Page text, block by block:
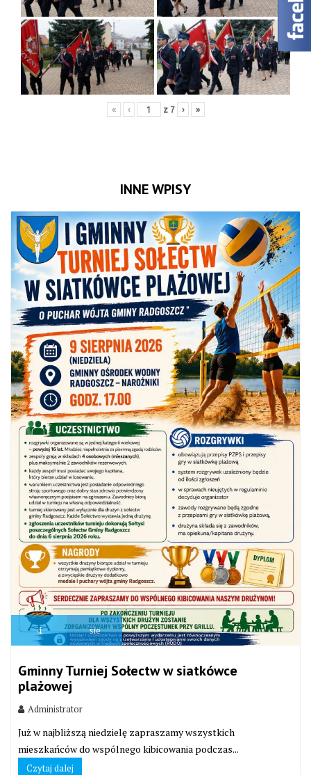
« ‹ z 7 › »
INNE WPISY
4 sie
Gminny Turniej Sołectw w siatkówce
plażowej
Administrator
Już w najbliższą niedzielę zapraszamy wszystkich
mieszkańców do wspólnego kibicowania podczas...
Czytaj dalej